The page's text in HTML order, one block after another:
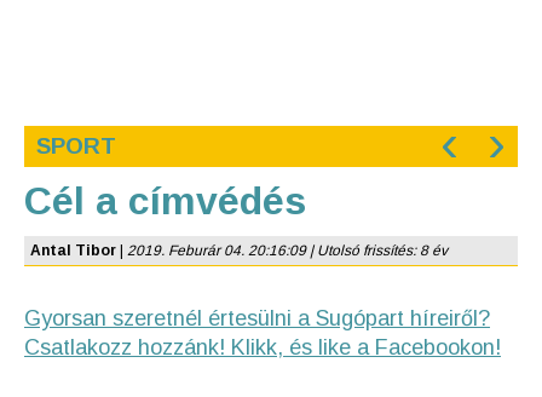
SPORT ‹ ›
Cél a címvédés
Antal Tibor 2019. Feburár 04. 20:16:09 | Utolsó frissítés: 8 év
Gyorsan szeretnél értesülni a Sugópart híreiről?
Csatlakozz hozzánk! Klikk, és like a Facebookon!